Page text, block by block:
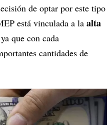
de optar por este tipo
está vinculada a la alta
que con cada
cantidades de